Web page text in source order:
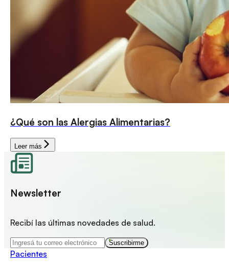
¿Qué son las Alergias Alimentarias?
Leer más
Newsletter
Recibí las últimas novedades de salud.
Suscribirme
Pacientes